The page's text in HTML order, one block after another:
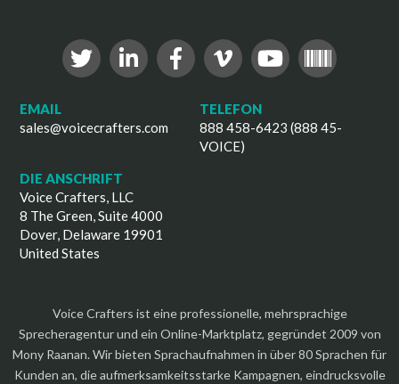
EMAIL
sales@voicecrafters.com
TELEFON
888 458-6423 (888 45-
VOICE)
DIE ANSCHRIFT
Voice Crafters, LLC
8 The Green, Suite 4000
Dover, Delaware 19901
United States
Voice Crafters ist eine professionelle, mehrsprachige
Sprecheragentur und ein Online-Marktplatz, gegründet 2009 von
Mony Raanan. Wir bieten Sprachaufnahmen in über 80 Sprachen für
Kunden an, die aufmerksamkeitsstarke Kampagnen, eindrucksvolle